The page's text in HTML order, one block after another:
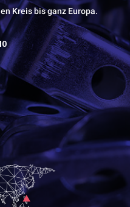
Kreis bis ganz Europa.